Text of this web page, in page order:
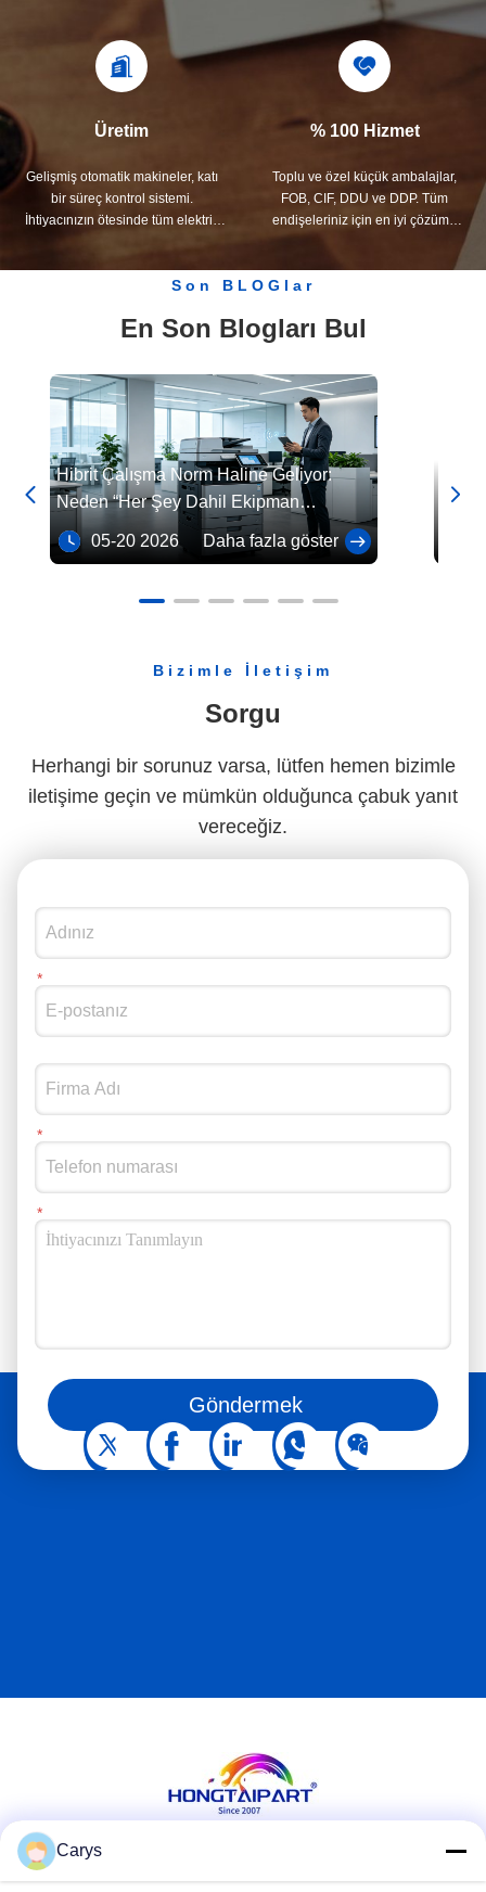
için işbirliği yapabiliriz.
Üretim
Gelişmiş otomatik makineler, katı
bir süreç kontrol sistemi.
İhtiyacınızın ötesinde tüm elektrik
% 100 Hizmet
Toplu ve özel küçük ambalajlar,
FOB, CIF, DDU ve DDP. Tüm
endişeleriniz için en iyi çözümü
Son BLOGlar
En Son Blogları Bul
Hibrit Çalışma Norm Haline Geliyor:
Neden “Her Şey Dahil Ekipman
Kiralama” İşletmeler İçin Standart Haline
Geliyor?
05-20 2026 Daha fazla göster
 
Bizimle İletişim
Sorgu
Herhangi bir sorunuz varsa, lütfen hemen bizimle
iletişime geçin ve mümkün olduğunca çabuk yanıt
vereceğiz.
Göndermek
Bizi sosyal medyada da takip edebilirsiniz.
Carys